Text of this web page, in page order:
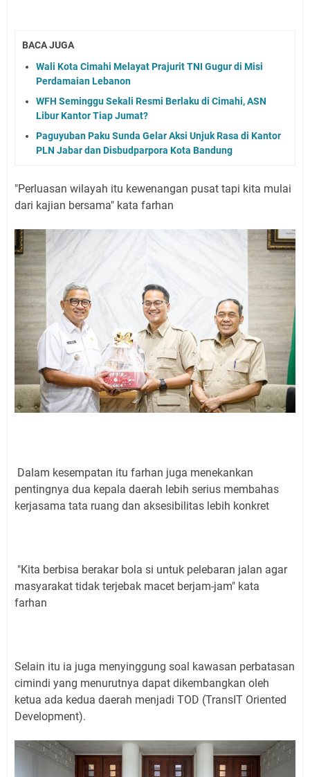
BACA JUGA
Wali Kota Cimahi Melayat Prajurit TNI Gugur di Misi
Perdamaian Lebanon
WFH Seminggu Sekali Resmi Berlaku di Cimahi, ASN
Libur Kantor Tiap Jumat?
Paguyuban Paku Sunda Gelar Aksi Unjuk Rasa di Kantor
PLN Jabar dan Disbudparpora Kota Bandung
"Perluasan wilayah itu kewenangan pusat tapi kita mulai
dari kajian bersama" kata farhan
Dalam kesempatan itu farhan juga menekankan
pentingnya dua kepala daerah lebih serius membahas
kerjasama tata ruang dan aksesibilitas lebih konkret
"Kita berbisa berakar bola si untuk pelebaran jalan agar
masyarakat tidak terjebak macet berjam-jam" kata
farhan
Selain itu ia juga menyinggung soal kawasan perbatasan
cimindi yang menurutnya dapat dikembangkan oleh
ketua ada kedua daerah menjadi TOD (TransIT Oriented
Development).